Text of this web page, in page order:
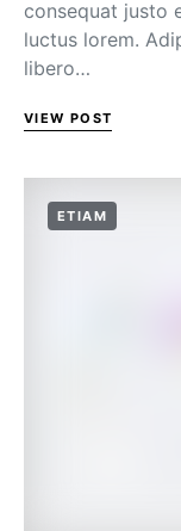
consequat justo
luctus lorem.
libero…
VIEW POST
ETIAM